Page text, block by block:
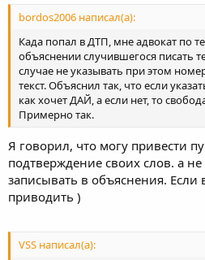
bordos2006 написал(а):
Када попал в ДТП, мне адвокат по
объяснении случившегося писать
случае не указывать при этом
текст. Объяснил так, что если
как хочет ДАЙ, а если нет, то
Примерно так.
Я говорил, что могу привести
подтверждение своих слов. а
записывать в объяснения. Если
приводить )
VSS написал(а):